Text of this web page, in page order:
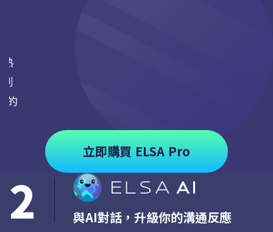
的
立即購買 ELSA Pro
2 與AI對話，升級你的溝通反應